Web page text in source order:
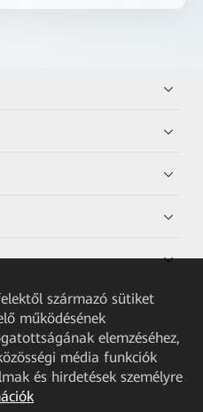
származó sütiket
működésének
elemzéséhez,
média funkciók
és hirdetések személyre